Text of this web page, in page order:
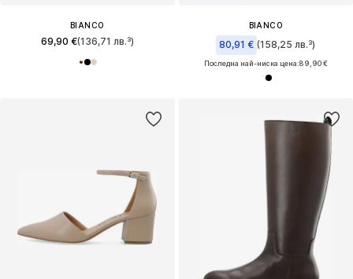
BIANCO
69,90 €(136,71 лв.³)
BIANCO
80,91 € (158,25 лв.³)
Последна най-ниска цена:89,90 €